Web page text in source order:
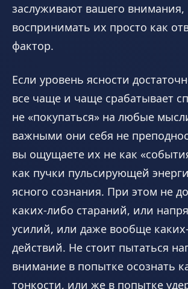
заслуживают вашего внимания,
воспринимать их просто как
фактор.
Если уровень ясности
все чаще и чаще срабатывает
не «покупаться» на любые
важными они себя не
вы ощущаете их не как
как пучки пульсирующей
ясного сознания. При этом не
каких-либо стараний, или
усилий, или даже вообще
действий. Не стоит пытаться
внимание в попытке осознать
тонкости, или же в попытке